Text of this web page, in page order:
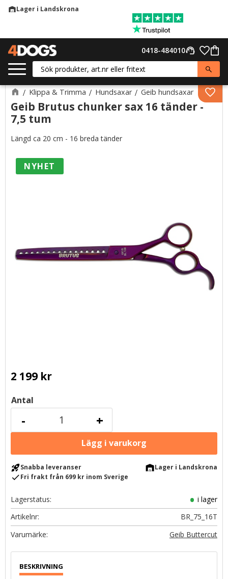
warehouseLager i Landskrona
support_agent
0418-484010
Klippa & Trimma Hundsaxar Geib hundsaxar
Geib Brutus chunker sax 16 tänder -
7,5 tum
Längd ca 20 cm - 16 breda tänder
NYHET
2 199kr
Antal
+
-
rocket_launchSnabba leveranser warehouseLager i Landskrona
checkFri frakt från 699 kr inom Sverige
Lagerstatus
i lager
Artikelnr
BR_75_16T
Geib Buttercut